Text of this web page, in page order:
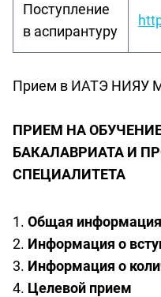
Поступление
в аспирантуру
Прием в ИАТЭ НИЯУ
ПРИЕМ НА
БАКАЛАВРИАТА И
СПЕЦИАЛИТЕТА
Общая
Информация о
Информация о
Целевой прием